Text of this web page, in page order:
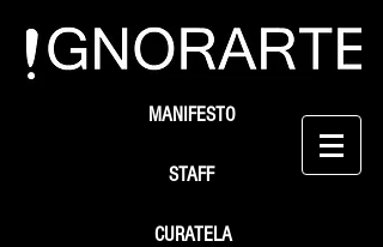
STAFF
MANIFESTO
CURATELA